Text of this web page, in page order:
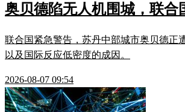
奥贝德陷无人机围城，联合
联合国紧急警告，苏丹中部城市奥贝德正
以及国际反应低密度的成因。
2026-08-07 09:54